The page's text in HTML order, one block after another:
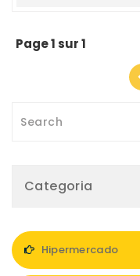
Page 1 sur 1
Categoria
Hipermercado